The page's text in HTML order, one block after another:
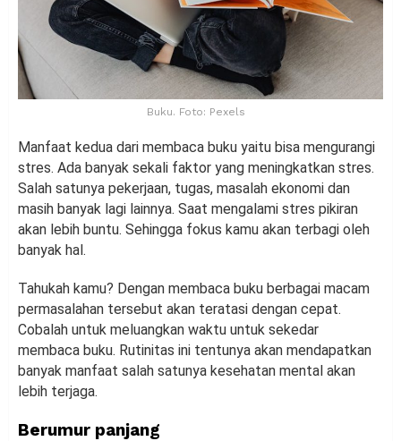
Buku. Foto: Pexels
Manfaat kedua dari membaca buku yaitu bisa mengurangi
stres. Ada banyak sekali faktor yang meningkatkan stres.
Salah satunya pekerjaan, tugas, masalah ekonomi dan
masih banyak lagi lainnya. Saat mengalami stres pikiran
akan lebih buntu. Sehingga fokus kamu akan terbagi oleh
banyak hal.
Tahukah kamu? Dengan membaca buku berbagai macam
permasalahan tersebut akan teratasi dengan cepat.
Cobalah untuk meluangkan waktu untuk sekedar
membaca buku. Rutinitas ini tentunya akan mendapatkan
banyak manfaat salah satunya kesehatan mental akan
lebih terjaga.
Berumur panjang